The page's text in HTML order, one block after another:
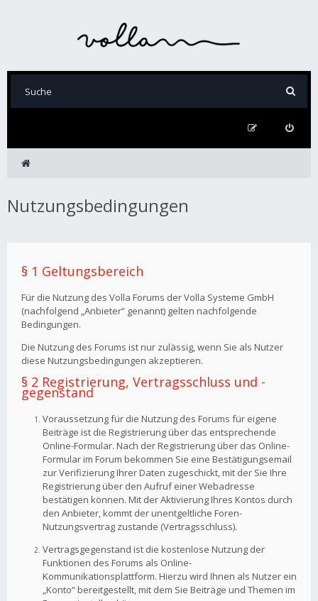
Nutzungsbedingungen
§ 1 Geltungsbereich
Für die Nutzung des Volla Forums der Volla Systeme GmbH
(nachfolgend „Anbieter“ genannt) gelten nachfolgende
Bedingungen.
Die Nutzung des Forums ist nur zulässig, wenn Sie als Nutzer
diese Nutzungsbedingungen akzeptieren.
§ 2 Registrierung, Vertragsschluss und -
gegenstand
Voraussetzung für die Nutzung des Forums für eigene
Beiträge ist die Registrierung über das entsprechende
Online-Formular. Nach der Registrierung über das Online-
Formular im Forum bekommen Sie eine Bestätigungsemail
zur Verifizierung Ihrer Daten zugeschickt, mit der Sie Ihre
Registrierung über den Aufruf einer Webadresse
bestätigen können. Mit der Aktivierung Ihres Kontos durch
den Anbieter, kommt der unentgeltliche Foren-
Nutzungsvertrag zustande (Vertragsschluss).
Vertragsgegenstand ist die kostenlose Nutzung der
Funktionen des Forums als Online-
Kommunikationsplattform. Hierzu wird Ihnen als Nutzer ein
„Konto“ bereitgestellt, mit dem Sie Beiträge und Themen im